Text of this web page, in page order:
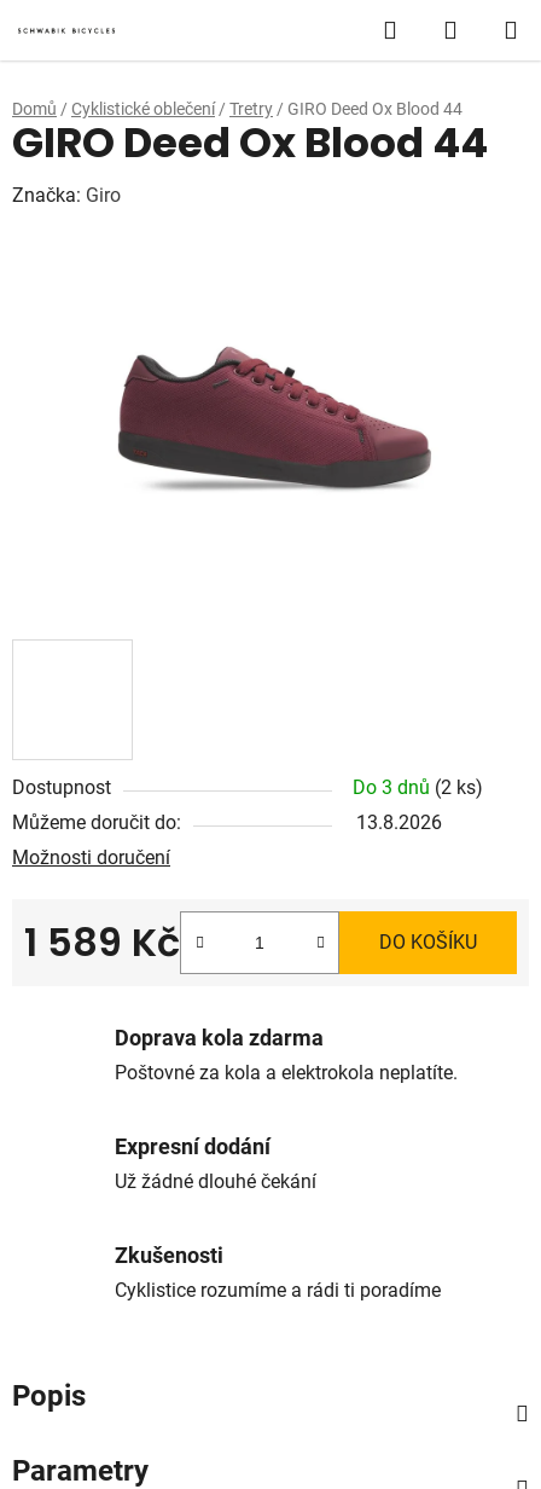
na
obsah
Hledat
KOŠÍK
Domů / Cyklistické oblečení / Tretry / GIRO Deed Ox Blood 44
Dostupnost Do 3 dnů (2 ks)
Můžeme doručit do:
13.8.2026
Možnosti doručení
1 589 Kč DO KOŠÍKU
GIRO Deed Ox Blood 44
Značka: Giro
Doprava kola zdarma
Poštovné za kola a elektrokola neplatíte.
Expresní dodání
Už žádné dlouhé čekání
Zkušenosti
Cyklistice rozumíme a rádi ti poradíme
Popis
Parametry